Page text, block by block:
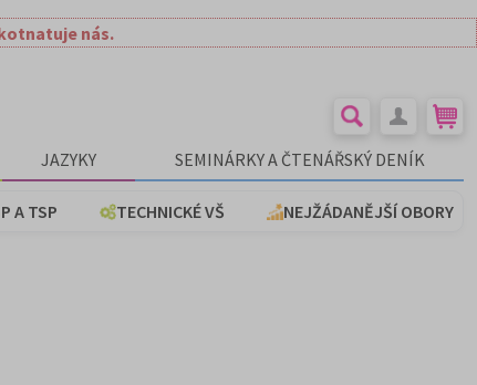
nás.
JAZYKY SEMINÁRKY A ČTENÁŘSKÝ DENÍK
A TSP TECHNICKÉ VŠ NEJŽÁDANĚJŠÍ OBORY